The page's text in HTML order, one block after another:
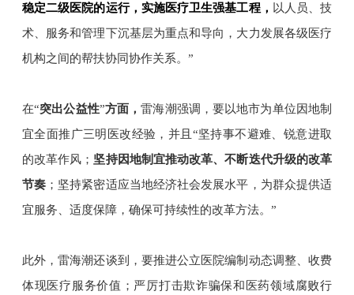
稳定二级医院的运行，实施医疗卫生强基工程， 以人员、技
术、服务和管理下沉基层为重点和导向，大力发展各级医疗
机构之间的帮扶协同协作关系。 ”
在“突出公益性”方面，雷海潮强调，要以地市为单位因地制
宜全面推广三明医改经验，并且“坚持事不避难、锐意进取
的改革作风； 坚持因地制宜推动改革、不断迭代升级的改革
节奏 ；坚持紧密适应当地经济社会发展水平，为群众提供适
宜服务、适度保障，确保可持续性的改革方法。”
此外，雷海潮还谈到，要推进公立医院编制动态调整、收费
体现医疗服务价值；严厉打击欺诈骗保和医药领域腐败行